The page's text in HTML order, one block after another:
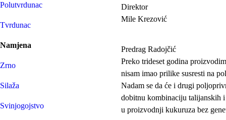
Direktor
Mile Krezović
Predrag Radojčić
Preko trideset godina
nisam imao prilike susresti na
Nadam se da će i drugi
dobitnu kombinaciju talijanskih
u proizvodnji kukuruza bez
Polutvrdunac
Tvrdunac
Namjena
Zrno
Silaža
Svinjogojstvo